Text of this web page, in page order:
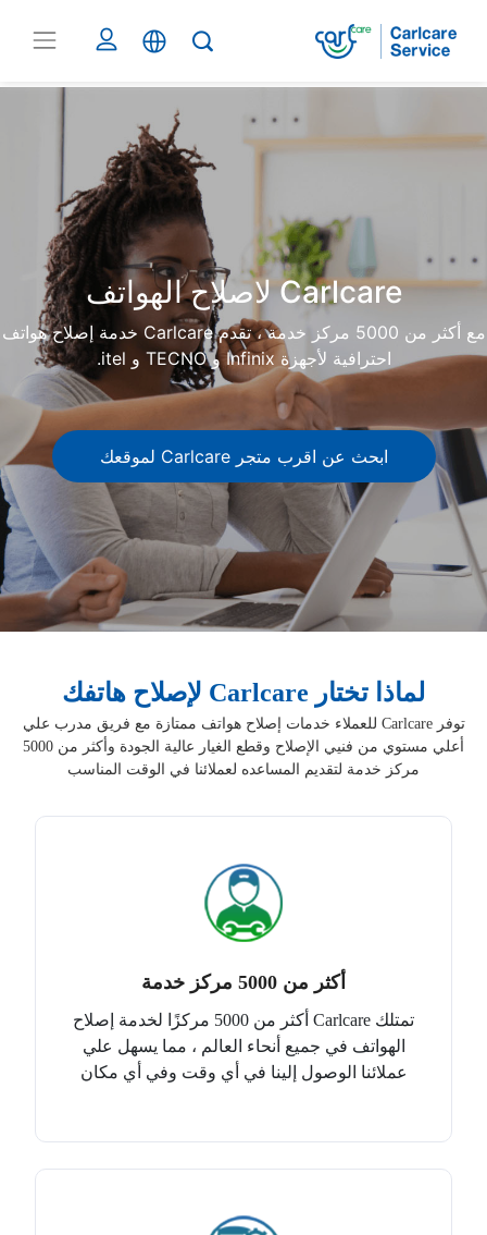
Phone
repair
Carlcare لاصلاح الهواتف
مع أكثر من 5000 مركز خدمة ، تقدم Carlcare خدمة إصلاح هواتف
احترافية لأجهزة Infinix و TECNO و itel.
ابحث عن اقرب متجر Carlcare لموقعك
لماذا تختار Carlcare لإصلاح هاتفك
توفر Carlcare للعملاء خدمات إصلاح هواتف ممتازة مع فريق مدرب علي
أعلي مستوي من فنيي الإصلاح وقطع الغيار عالية الجودة وأكثر من 5000
مركز خدمة لتقديم المساعده لعملائنا في الوقت المناسب
أكثر من 5000 مركز خدمة
تمتلك Carlcare أكثر من 5000 مركزًا لخدمة إصلاح
الهواتف في جميع أنحاء العالم ، مما يسهل علي
عملائنا الوصول إلينا في أي وقت وفي أي مكان